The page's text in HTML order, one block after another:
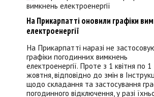
На Прикарпатті оновили графіки
електроенергії
На Прикарпатті наразі не
графіки погодинних вимкнень
електроенергії. Проте з 1 квітня по 1
жовтня, відповідно до змін в
щодо складання та застосування
погодинного відключення, у разі